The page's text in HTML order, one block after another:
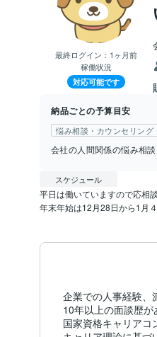
最終ログイン： 1ヶ月前
稼働状況
対応可能です
納品ごとの予算目安
悩み相談・カウンセリング
会社の人間関係の悩み相談
スケジュール
平日は働いていますので応相
年末年始は12月28日から1月
企業での人事経験、
10年以上の面談歴が
国家資格キャリアコ